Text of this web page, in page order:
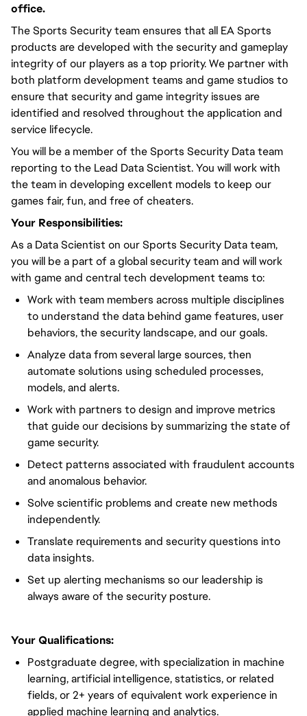
office.
The Sports Security team ensures that all EA Sports
products are developed with the security and gameplay
integrity of our players as a top priority. We partner with
both platform development teams and game studios to
ensure that security and game integrity issues are
identified and resolved throughout the application and
service lifecycle.
You will be a member of the Sports Security Data team
reporting to the Lead Data Scientist. You will work with
the team in developing excellent models to keep our
games fair, fun, and free of cheaters.
Your Responsibilities:
As a Data Scientist on our Sports Security Data team,
you will be a part of a global security team and will work
with game and central tech development teams to:
Work with team members across multiple disciplines
to understand the data behind game features, user
behaviors, the security landscape, and our goals.
Analyze data from several large sources, then
automate solutions using scheduled processes,
models, and alerts.
Work with partners to design and improve metrics
that guide our decisions by summarizing the state of
game security.
Detect patterns associated with fraudulent accounts
and anomalous behavior.
Solve scientific problems and create new methods
independently.
Translate requirements and security questions into
data insights.
Set up alerting mechanisms so our leadership is
always aware of the security posture.
Your Qualifications:
Postgraduate degree, with specialization in machine
learning, artificial intelligence, statistics, or related
fields, or 2+ years of equivalent work experience in
applied machine learning and analytics.